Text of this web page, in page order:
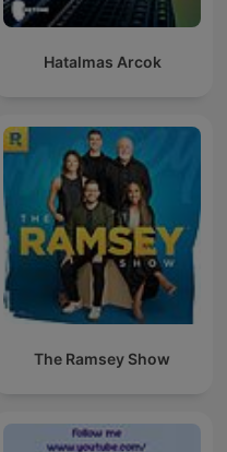
Hatalmas Arcok
The Ramsey Show